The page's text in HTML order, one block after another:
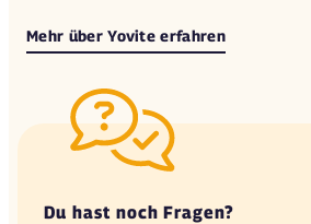
Mehr über Yovite erfahren
Du hast noch Fragen?